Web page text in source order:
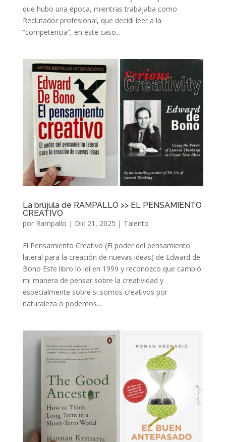
que hubo una época, mientras trabajaba como
Reclutador profesional, que decidí leer a la
“competencia”, en este caso...
La brújula de RAMPALLO >> EL PENSAMIENTO
CREATIVO
por Rampallo | Dic 21, 2025 | Talento
El Pensamiento Creativo (El poder del pensamiento
lateral para la creación de nuevas ideas) de Edward de
Bono Este libro lo leí en 1999 y reconozco que cambió
mi manera de pensar sobre la creatividad y
especialmente sobre si somos creativos por
naturaleza o podemos...